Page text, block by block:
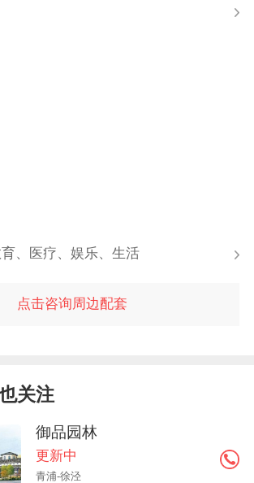
、医疗、娱乐、生活
点击咨询周边配套
关注
御品园林
更新中
青浦-徐泾